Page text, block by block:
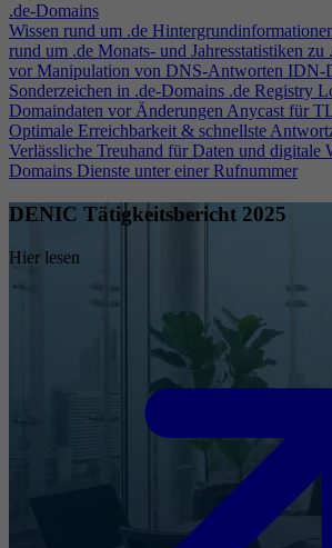
.de-Domains
Wissen rund um .de
rund um .de Monats- und Jahresstatistiken zu
vor Manipulation von DNS-Antworten IDN-
Sonderzeichen in .de-Domains .de Registry
Domaindaten vor ÄnderungenAnycast für
Optimale Erreichbarkeit & schnellste
Verlässliche Treuhand für Daten und digitale
Domains Dienste unter einer Rufnummer
DENIC Tätigkeitsbericht 2025
Hier lesen